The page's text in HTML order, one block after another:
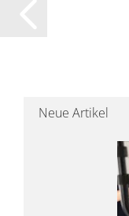
Neue Artikel